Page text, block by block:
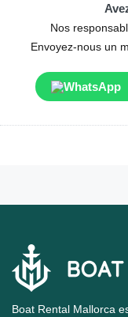
Nos
Envoyez-nous un
Boat Rental Mallorca